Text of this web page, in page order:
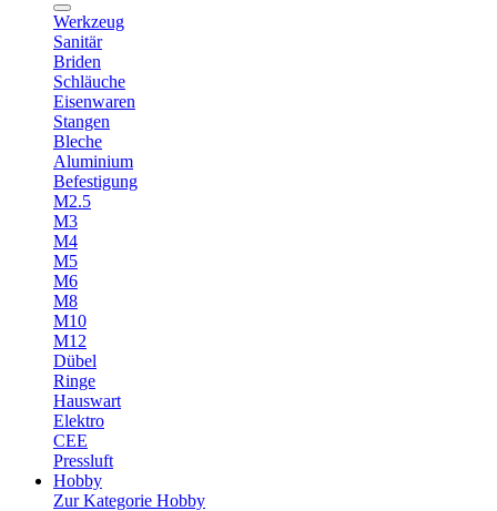
Werkzeug
Sanitär
Briden
Schläuche
Eisenwaren
Stangen
Bleche
Aluminium
Befestigung
M2.5
M3
M4
M5
M6
M8
M10
M12
Dübel
Ringe
Hauswart
Elektro
CEE
Pressluft
Hobby
Zur Kategorie Hobby